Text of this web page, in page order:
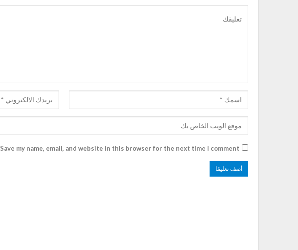
Save my name, email, and website in this browser for the next time I comment.